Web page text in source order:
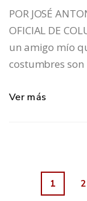
POR JOSÉ
OFICIAL DE
un amigo mío
costumbres
Ver más
1 2